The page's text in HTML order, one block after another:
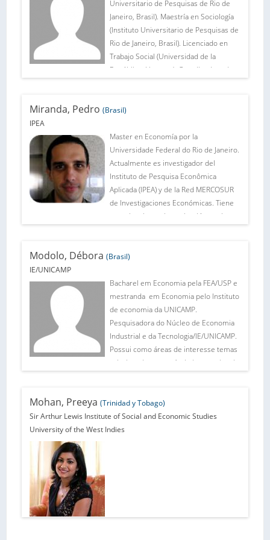
Economía de la UFRJ, es autor de varios
libros y artículos sobre política
comercial e integración económica.
Universitario de Pesquisas de Rio de
Janeiro, Brasil). Maestría en Sociología
(Instituto Universitario de Pesquisas de
Rio de Janeiro, Brasil). Licenciado en
Trabajo Social (Universidad de la
República, Uruguay). Coordinadora de
áreas de actuación incluyen Reforma
Colectivos y Movimientos Sociales,
Trabajo Social, y Cultura Política.
Miranda, Pedro (Brasil)
IPEA
Master en Economía por la
Universidade Federal do Rio de Janeiro.
Actualmente es investigador del
Instituto de Pesquisa Econômica
Aplicada (IPEA) y de la Red MERCOSUR
de Investigaciones Económicas. Tiene
experiencia con investigación em la
principalmente en los siguientes
impactos sobre o comercio, acceso a
mercado e integración regional
Brasil/MERCOSUR. Fue profesor
sustituto de la Faculdade de Economia
da Universidade Federal Fluminense
(UFF), 2004-2005, donde dictó
Microeconomía y Teoría del Comercio
sobre los impactos de las medidas
antidumping.
Modolo, Débora (Brasil)
IE/UNICAMP
Bacharel em Economia pela FEA/USP e
mestranda em Economia pelo Instituto
de economia da UNICAMP.
Pesquisadora do Núcleo de Economia
Industrial e da Tecnologia/IE/UNICAMP.
Possui como áreas de interesse temas
relacionados a comércio internacional
Mohan, Preeya (Trinidad y Tobago)
Sir Arthur Lewis Institute of Social and Economic Studies
University of the West Indies